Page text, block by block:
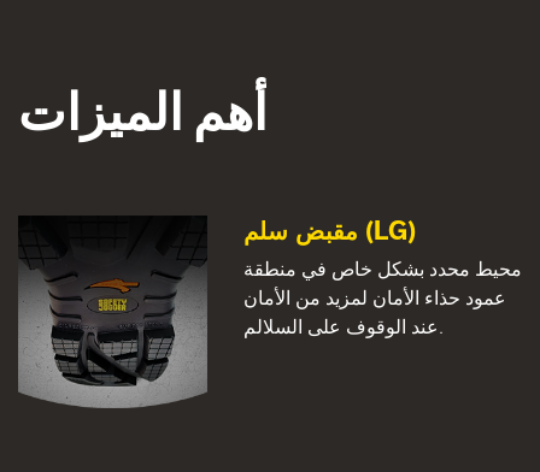
أهم الميزات
مقبض سلم (LG)
محيط محدد بشكل خاص في منطقة
عمود حذاء الأمان لمزيد من الأمان
عند الوقوف على السلالم.